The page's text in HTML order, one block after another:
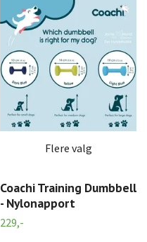
Flere valg
Coachi Training Dumbbell
- Nylonapport
229,-